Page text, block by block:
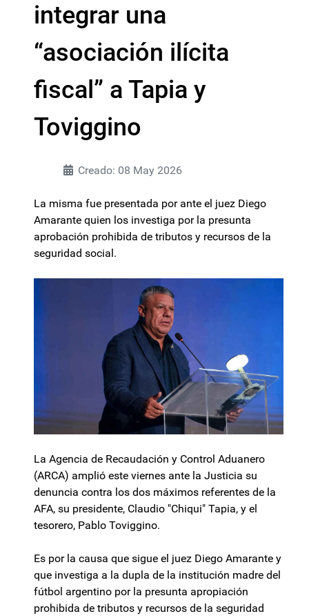
integrar una
“asociación ilícita
fiscal” a Tapia y
Toviggino
Creado: 08 May 2026
La misma fue presentada por ante el juez Diego
Amarante quien los investiga por la presunta
aprobación prohibida de tributos y recursos de la
seguridad social.
La Agencia de Recaudación y Control Aduanero
(ARCA) amplió este viernes ante la Justicia su
denuncia contra los dos máximos referentes de la
AFA, su presidente, Claudio "Chiqui" Tapia, y el
tesorero, Pablo Toviggino.
Es por la causa que sigue el juez Diego Amarante y
que investiga a la dupla de la institución madre del
fútbol argentino por la presunta apropiación
prohibida de tributos y recursos de la seguridad